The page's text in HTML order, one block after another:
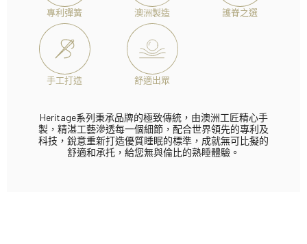
專利彈簧 澳洲製造 護脊之選
手工打造 舒適出眾
Heritage系列秉承品牌的極致傳統，由澳洲工匠精心手
製，精湛工藝滲透每一個細節，配合世界領先的專利及
科技，銳意重新打造優質睡眠的標準，成就無可比擬的
舒適和承托，給您無與倫比的熟睡體驗。